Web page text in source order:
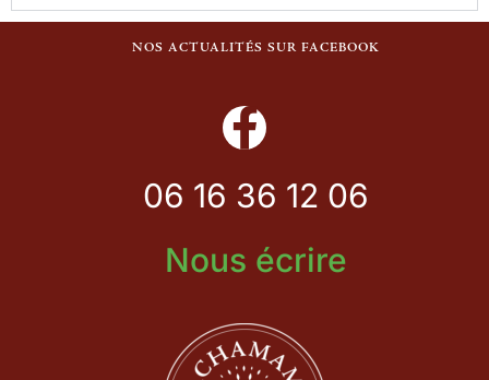
NOS ACTUALITÉS SUR FACEBOOK
06 16 36 12 06
Nous écrire